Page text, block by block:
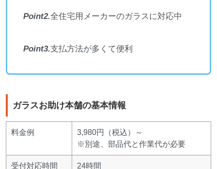
Point2.全住宅用メーカーのガラスに対応中
Point3.支払方法が多くて便利
ガラスお助け本舗の基本情報
料金例
3,980円（税込）～
※別途、部品代と作業代が必要
受付対応時間 24時間